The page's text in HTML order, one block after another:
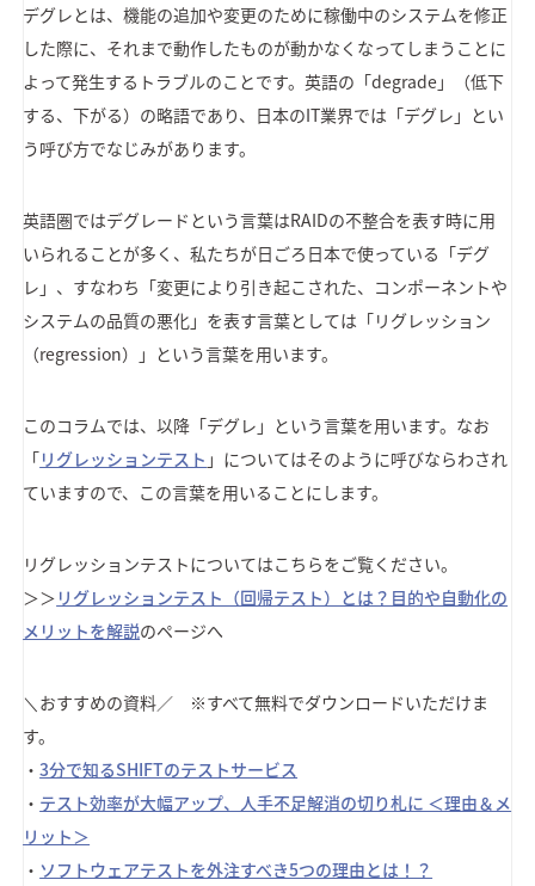
デグレとは、機能の追加や変更のために稼働中のシステムを修正
した際に、それまで動作したものが動かなくなってしまうことに
よって発生するトラブルのことです。英語の「degrade」（低下
する、下がる）の略語であり、日本のIT業界では「デグレ」とい
う呼び方でなじみがあります。
英語圏ではデグレードという言葉はRAIDの不整合を表す時に用
いられることが多く、私たちが日ごろ日本で使っている「デグ
レ」、すなわち「変更により引き起こされた、コンポーネントや
システムの品質の悪化」を表す言葉としては「リグレッション
（regression）」という言葉を用います。
このコラムでは、以降「デグレ」という言葉を用います。なお
「リグレッションテスト 」についてはそのように呼びならわされ
ていますので、この言葉を用いることにします。
リグレッションテストについてはこちらをご覧ください。
＞＞ リグレッションテスト（回帰テスト）とは？目的や自動化の
メリットを解説のページへ
＼おすすめの資料／ ※すべて無料でダウンロードいただけま
す。
・3分で知るSHIFTのテストサービス
・ テスト効率が大幅アップ、人手不足解消の切り札に ＜理由＆メ
リット＞
・ ソフトウェアテストを外注すべき5つの理由とは！？